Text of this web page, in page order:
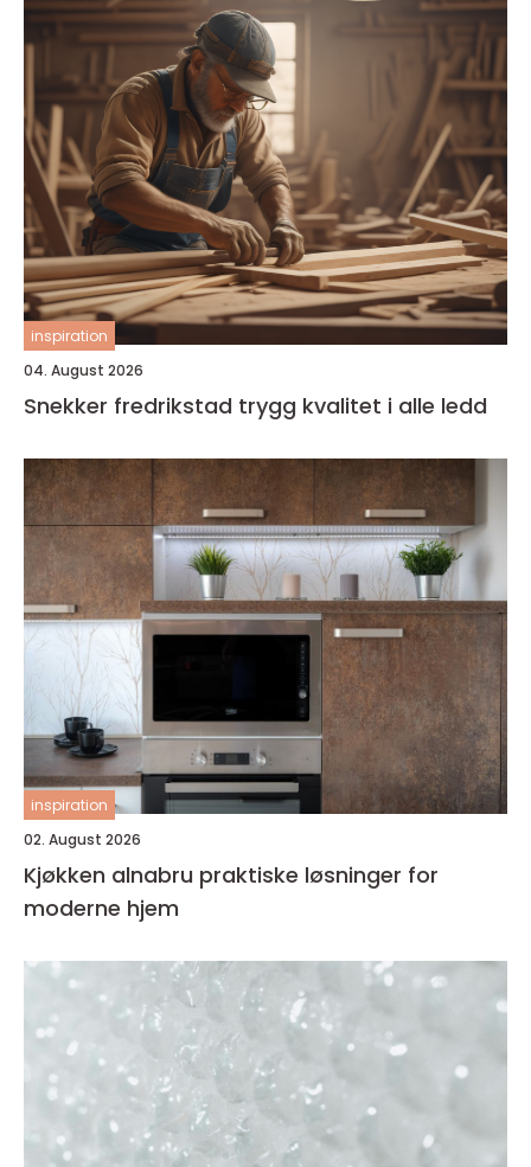
inspiration
04. August 2026
Snekker fredrikstad trygg kvalitet i alle ledd
inspiration
02. August 2026
Kjøkken alnabru praktiske løsninger for
moderne hjem